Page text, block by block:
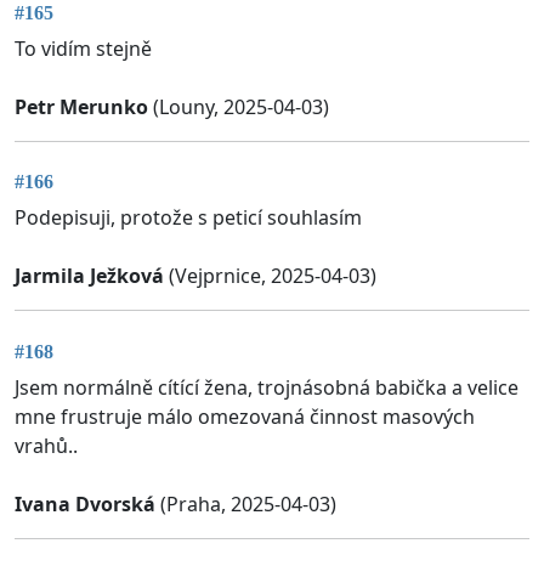
#165
To vidím stejně
Petr Merunko(Louny, 2025-04-03)
#166
Podepisuji, protože s peticí souhlasím
Jarmila Ježková (Vejprnice, 2025-04-03)
#168
Jsem normálně cítící žena, trojnásobná babička a velice
mne frustruje málo omezovaná činnost masových
vrahů..
Ivana Dvorská (Praha, 2025-04-03)